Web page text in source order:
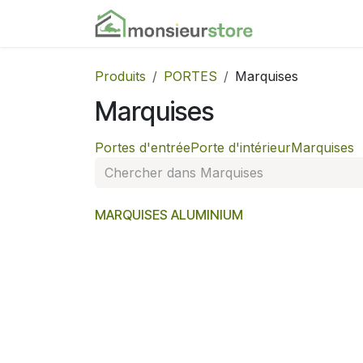
Se rendre au contenu
Produits PORTES Marquises
Marquises
Portes d'entréePorte d'intérieurMarquises
MARQUISES ALUMINIUM